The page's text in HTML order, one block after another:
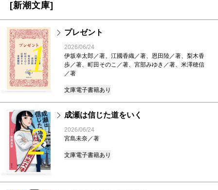
[新潮文庫]
1
プレゼント
2026/06/24
伊坂幸太郎／著、江國香織／著、恩田陸／著、梨木香
歩／著、町田そのこ／著、宮部みゆき／著、米澤穂信
／著
文庫電子書籍あり
2
成瀬は信じた道をいく
2026/06/24
宮島未奈／著
文庫電子書籍あり